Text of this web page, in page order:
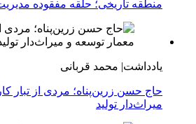
منطقه تاریخی؛ حلقه مفقوده
یادداشت| محمد قربانی
حاج حسن زرین‌پناه؛ مردی از تبار
میراث‌دار تولید